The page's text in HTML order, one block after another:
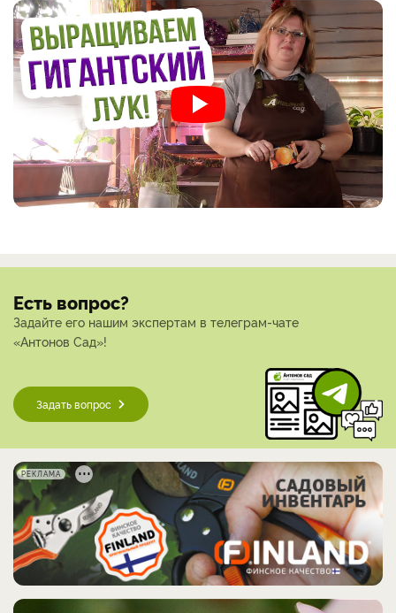
Есть вопрос?
Задайте его нашим экспертам в телеграм-чате
«Антонов Сад»!
Задать вопрос
РЕКЛАМА